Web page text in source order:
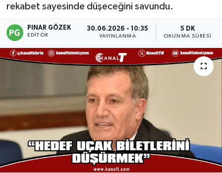
rekabet sayesinde düşeceğini savundu.
PINAR GÖZEK
EDITÖR
30.06.2026 - 10:35
YAYINLANMA
5 DK
OKUNMA SÜRESI